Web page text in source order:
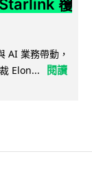
覆
AI 業務帶動，
Elon...
閱讀